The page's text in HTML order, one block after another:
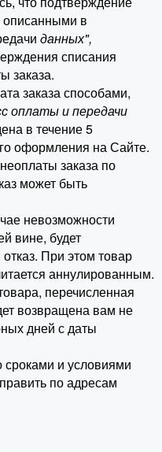
описанными в
данных",
списания
заказа.
заказа способами,
оплаты и передачи
в течение 5
оформления на Сайте.
заказа по
может быть
невозможности
вине, будет
При этом товар
аннулированным.
перечисленная
возвращена вам не
дней с даты
и условиями
по адресам